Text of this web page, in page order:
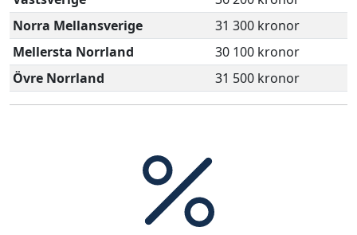
Norra Mellansverige
31 300 kronor
Mellersta Norrland
30 100 kronor
Övre Norrland
31 500 kronor